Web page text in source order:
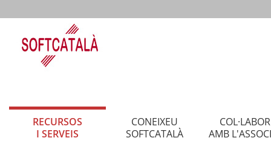
RECURSOS
I SERVEIS
CONEIXEU
SOFTCATALÀ
AMB